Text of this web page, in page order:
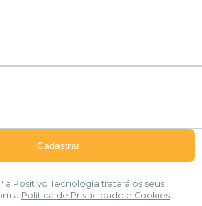
a Positivo Tecnologia tratará os seus
a Política de Privacidade e Cookies